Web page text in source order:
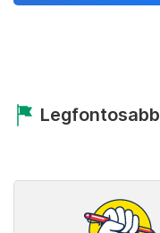
Legfontosabb